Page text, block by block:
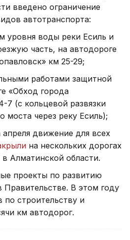
введено ограничение
автотранспорта:
уровня воды реки Есиль и
часть, на автодороге
км 25-29;
работами защитной
«Обход города
7 (с кольцевой развязки
моста через реку Есиль);
движение для всех
на нескольких дорогах
в Алматинской области.
проекты по развитию
Правительстве. В этом году
по строительству и
км автодорог.